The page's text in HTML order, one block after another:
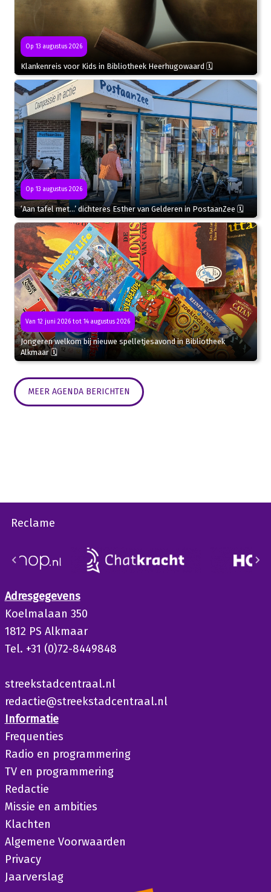
Op 13 augustus 2026
Klankenreis voor Kids in Bibliotheek Heerhugowaard 🗓
Op 13 augustus 2026
‘Aan tafel met…’ dichteres Esther van Gelderen in PostaanZee 🗓
Van 12 juni 2026 tot 14 augustus 2026
Jongeren welkom bij nieuwe spelletjesavond in Bibliotheek
Alkmaar 🗓
MEER AGENDA BERICHTEN
Reclame
Adresgegevens
Koelmalaan 350
1812 PS Alkmaar
Tel. +31 (0)72-8449848
streekstadcentraal.nl
redactie@streekstadcentraal.nl
Informatie
Frequenties
Radio en programmering
TV en programmering
Redactie
Missie en ambities
Klachten
Algemene Voorwaarden
Privacy
Jaarverslag